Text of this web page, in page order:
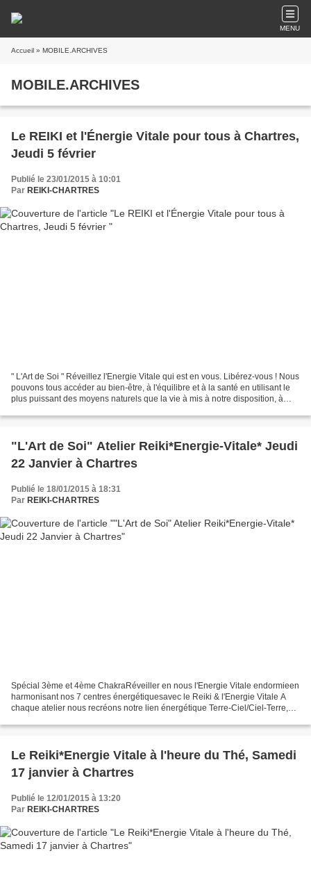
MENU
Accueil » MOBILE.ARCHIVES
MOBILE.ARCHIVES
Le REIKI et l'Énergie Vitale pour tous à Chartres,
Jeudi 5 février
Publié le 23/01/2015 à 10:01
Par REIKI-CHARTRES
" L'Art de Soi " Réveillez l'Energie Vitale qui est en vous. Libérez-vous ! Nous
pouvons tous accéder au bien-être, à l'équilibre et à la santé en utilisant le
plus puissant des moyens naturels que la vie à mis à notre disposition, à
"L'Art de Soi" Atelier Reiki*Energie-Vitale* Jeudi
22 Janvier à Chartres
Publié le 18/01/2015 à 18:31
Par REIKI-CHARTRES
Spécial 3ème et 4ème ChakraRéveiller en nous l'Energie Vitale endormieen
harmonisant nos 7 centres énergétiquesavec le Reiki & l'Energie Vitale A
chaque atelier nous recréons notre lien énergétique Terre-Ciel/Ciel-Terre,
Le Reiki*Energie Vitale à l'heure du Thé, Samedi
17 janvier à Chartres
Publié le 12/01/2015 à 13:20
Par REIKI-CHARTRES